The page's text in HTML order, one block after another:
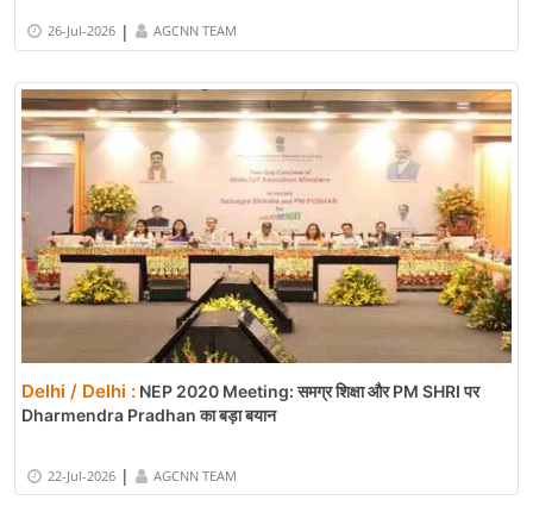
26-Jul-2026 | AGCNN TEAM
Delhi / Delhi : NEP 2020 Meeting: समग्र शिक्षा और PM SHRI पर
Dharmendra Pradhan का बड़ा बयान
22-Jul-2026 | AGCNN TEAM